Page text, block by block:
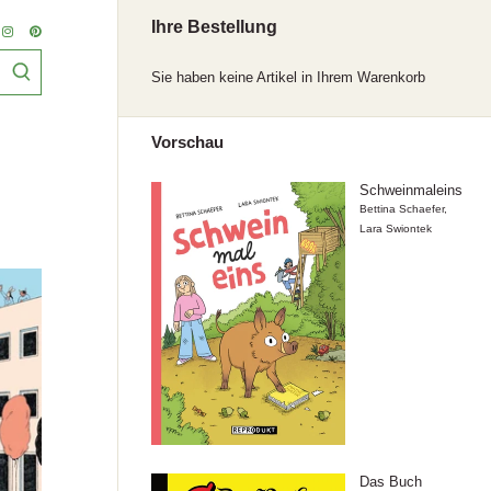
Ihre Bestellung
Sie haben keine Artikel in Ihrem Warenkorb
Vorschau
Schweinmaleins
Bettina Schaefer,
Lara Swiontek
Das Buch